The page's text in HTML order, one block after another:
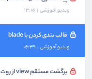
ویدیو آموزشی 13:06
قالب بندی کردن با blade
ویدیو آموزشی 06:39
برگشت مستقم view از روت‌ها